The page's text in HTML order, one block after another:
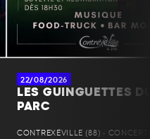
22/08/2026
LES GUINGUETTES
PARC
CONTREXÉVILLE (88) •